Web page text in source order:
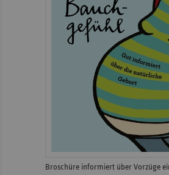
Broschüre informiert über Vorzüge